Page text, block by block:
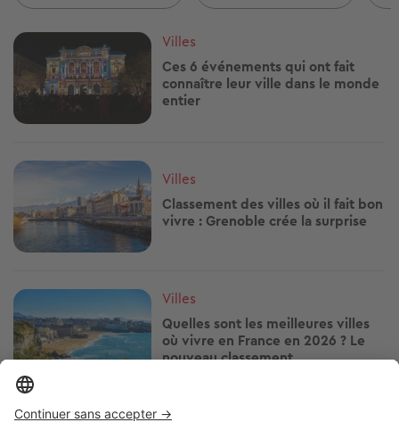
Image
Villes
Ces 6 événements qui ont fait
connaître leur ville dans le monde
entier
Image
Villes
Classement des villes où il fait bon
vivre : Grenoble crée la surprise
Image
Villes
Quelles sont les meilleures villes
où vivre en France en 2026 ? Le
nouveau classement
Image
Villes